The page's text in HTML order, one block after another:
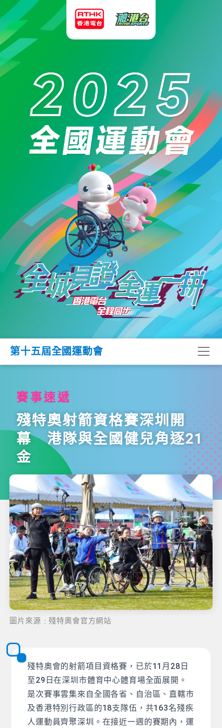
第十五屆全國運動會
賽事速遞
殘特奧射箭資格賽深圳開
幕 港隊與全國健兒角逐21
金
圖片來源﹕殘特奧會官方網站
殘特奧會的射箭項目資格賽，已於11月28日
至29日在深圳市體育中心體育場全面展開。
是次賽事雲集來自全國各省、自治區、直轄市
及香港特別行政區的18支隊伍，共163名殘疾
人運動員齊聚深圳。在接近一週的賽期內，運